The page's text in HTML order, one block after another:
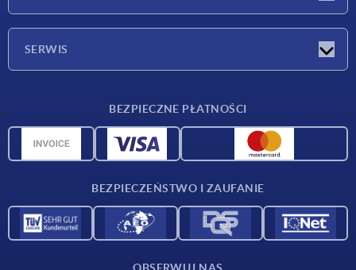
SERWIS
Dane CAD
BEZPIECZNE PŁATNOŚCI
BEZPIECZEŃSTWO I ZAUFANIE
OBSERWUJ NAS